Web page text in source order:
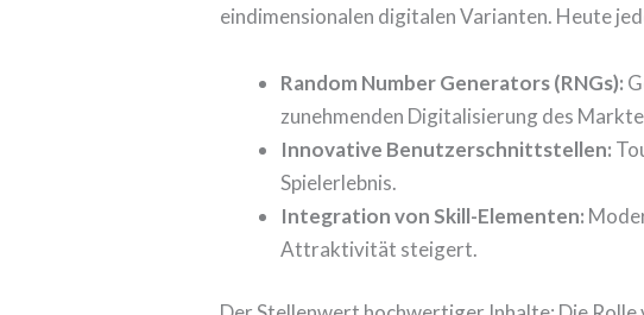
eindimensionalen digitalen Varianten. Heute
Random Number Generators (RNGs):
zunehmenden Digitalisierung des
Innovative Benutzerschnittstellen:
Spielerlebnis.
Integration von Skill-Elementen:
Attraktivität steigert.